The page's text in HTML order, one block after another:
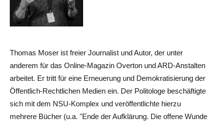
Thomas Moser ist freier Journalist und Autor, der unter
anderem für das Online-Magazin Overton und ARD-Anstalten
arbeitet. Er tritt für eine Erneuerung und Demokratisierung der
Öffentlich-Rechtlichen Medien ein. Der Politologe beschäftigte
sich mit dem NSU-Komplex und veröffentlichte hierzu
mehrere Bücher (u.a. "Ende der Aufklärung. Die offene Wunde